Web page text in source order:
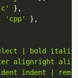
} ,
'cpp' } ,
| bold
alignright
indent |